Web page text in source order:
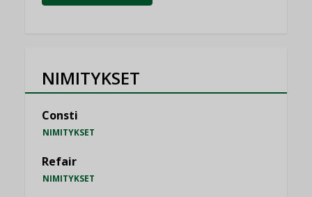
NIMITYKSET
Consti
NIMITYKSET
Refair
NIMITYKSET